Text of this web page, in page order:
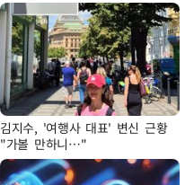
김지수, '여행사 대표' 변신 근황
"가볼 만하니…"